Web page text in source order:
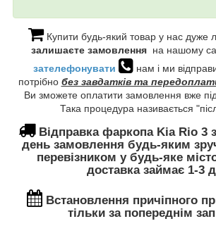
Купити будь-який товар у нас дуже
залишаєте замовлення на нашому
зателефонувати
нам і ми
потрібно без завдатків та
Ви зможете оплатити замовлення вже
Така процедура називається
Відправка фаркопаKia Rio 3
день замовлення будь-яким
перевізником у будь-яке
доставка займає 1-3
Встановлення причіпного
тільки за попереднім